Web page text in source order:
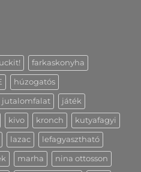
farkaskonyha
húzogatós
jutalomfalat játék
kivo kronch kutyafagyi
lazac lefagyasztható
marha nina ottosson